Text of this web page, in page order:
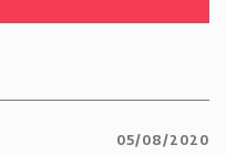
05/08/2020